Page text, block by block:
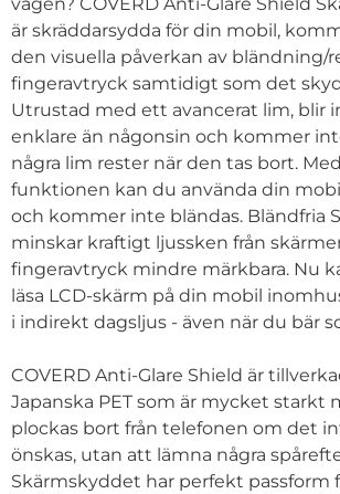
är skräddarsydda för din mobil,
den visuella påverkan av bländning/
fingeravtryck samtidigt som det
Utrustad med ett avancerat lim, blir
enklare än någonsin och kommer
några lim rester när den tas bort.
funktionen kan du använda din
och kommer inte bländas. Bländfria
minskar kraftigt ljussken från
fingeravtryck mindre märkbara. Nu
läsa LCD-skärm på din mobil
i indirekt dagsljus - även när du bär
COVERD Anti-Glare Shield är
Japanska PET som är mycket starkt
plockas bort från telefonen om det
önskas, utan att lämna några
Skärmskyddet har perfekt passform